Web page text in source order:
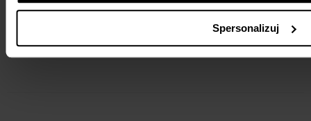
Spersonalizuj